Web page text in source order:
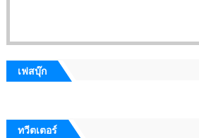
เฟสบุ๊ก
ทวีตเตอร์